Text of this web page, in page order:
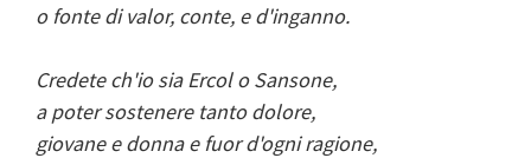
o fonte di valor, conte, e d'inganno.
Credete ch'io sia Ercol o Sansone,
a poter sostenere tanto dolore,
giovane e donna e fuor d'ogni ragione,